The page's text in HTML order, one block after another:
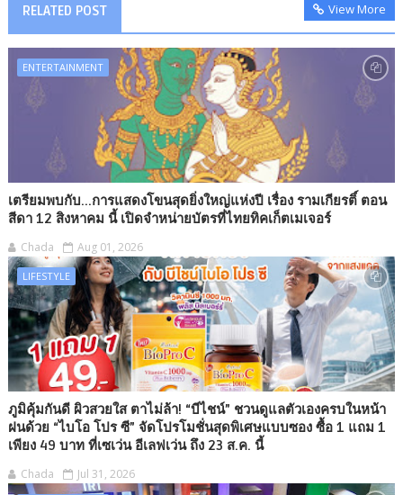
RELATED POST View More
ENTERTAINMENT
เตรียมพบกับ...การแสดงโขนสุดยิ่งใหญ่แห่งปี เรื่อง รามเกียรติ์ ตอน
สีดา 12 สิงหาคม นี้ เปิดจำหน่ายบัตรที่ไทยทิคเก็ตเมเจอร์
Chada Aug 01, 2026
LIFESTYLE
ภูมิคุ้มกันดี ผิวสวยใส ตาไม่ล้า! “บีไชน์” ชวนดูแลตัวเองครบในหน้า
ฝนด้วย “ไบโอ โปร ซี” จัดโปรโมชั่นสุดพิเศษแบบซอง ซื้อ 1 แถม 1
เพียง 49 บาท ที่เซเว่น อีเลฟเว่น ถึง 23 ส.ค. นี้
Chada Jul 31, 2026